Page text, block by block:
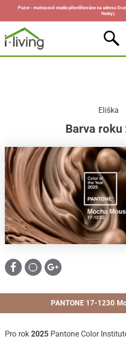
Pozor - matracové studio přestěhováno na adresu
Horky).
Eliška
Barva roku
PANTONE 17-1230
Pro rok 2025 Pantone Color